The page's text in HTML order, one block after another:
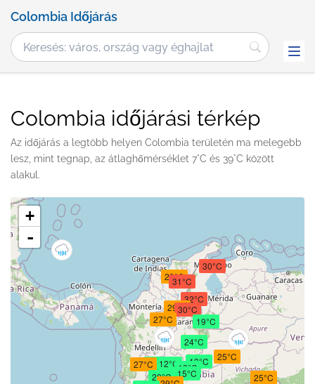
Colombia Időjárás
Colombia időjárási térkép
Az időjárás a legtöbb helyen Colombia területén ma melegebb
lesz, mint tegnap, az átlaghőmérséklet 7°C és 39°C között
alakul.
15°C
29°C
30°C
30°C
27°C
29°C
13°C
27°C
25°C
25°C
24°C
31°C
19°C
32°C
12°C
22°C12°C
20°C
+
-